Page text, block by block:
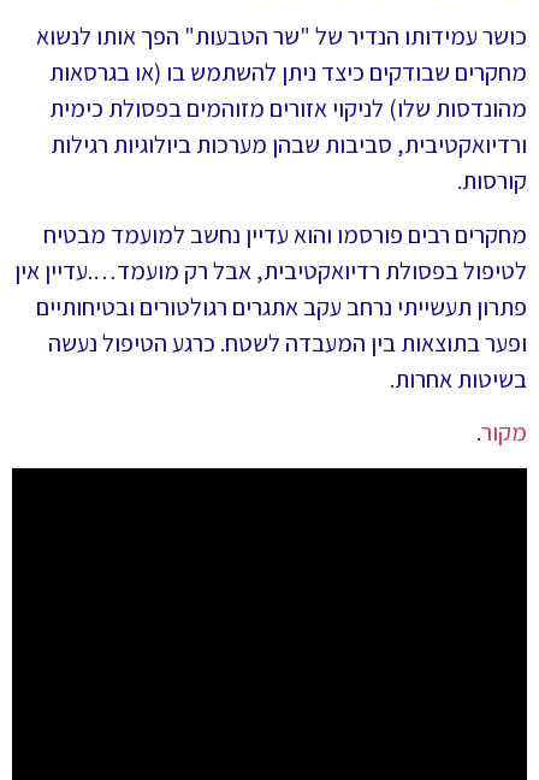
כושר עמידותו הנדיר של "שר הטבעות" הפך אותו לנשוא
מחקרים שבודקים כיצד ניתן להשתמש בו (או בגרסאות
מהונדסות שלו) לניקוי אזורים מזוהמים בפסולת כימית
ורדיואקטיבית, סביבות שבהן מערכות ביולוגיות רגילות
קורסות.
מחקרים רבים פורסמו והוא עדיין נחשב למועמד מבטיח
לטיפול בפסולת רדיואקטיבית, אבל רק מועמד….עדיין אין
פתרון תעשייתי נרחב עקב אתגרים רגולטורים ובטיחותיים
ופער בתוצאות בין המעבדה לשטח. כרגע הטיפול נעשה
בשיטות אחרות.
מקור.